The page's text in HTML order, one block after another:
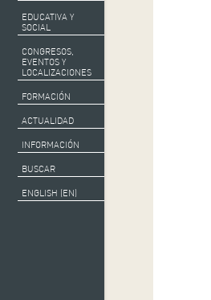
EDUCATIVA Y
SOCIAL
CONGRESOS,
EVENTOS Y
LOCALIZACIONES
FORMACIÓN
ACTUALIDAD
INFORMACIÓN
BUSCAR
ENGLISH (EN)